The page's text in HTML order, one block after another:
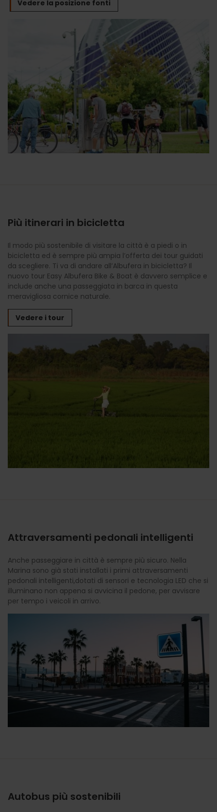
Vedere la posizione fonti
Più itinerari in bicicletta
Il modo più sostenibile di visitare la città è a piedi o in
bicicletta ed è sempre più ampia l’offerta dei tour guidati
da scegliere. Ti va di andare all’Albufera in bicicletta? Il
nuovo tour Easy Albufera Bike & Boat è davvero semplice e
include anche una passeggiata in barca in questa
meravigliosa cornice naturale.
Vedere i tour
Attraversamenti pedonali intelligenti
Anche passeggiare in città è sempre più sicuro. Nella
Marina sono già stati installati i primi attraversamenti
pedonali intelligenti,dotati di sensori e tecnologia LED che si
illuminano non appena si avvicina il pedone, per avvisare
per tempo i veicoli in arrivo.
Autobus più sostenibili